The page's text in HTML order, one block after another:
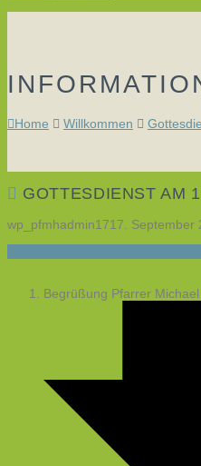
Home Willkommen
GOTTESDIENST AM
wp_pfmhadmin1717. September
Begrüßung Pfarrer